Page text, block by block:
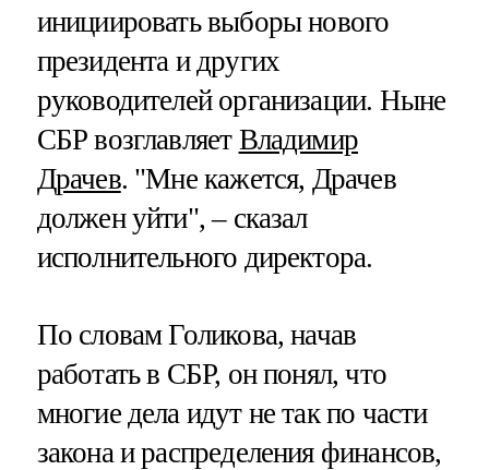
инициировать выборы нового
президента и других
руководителей организации. Ныне
СБР возглавляет Владимир
Драчев. "Мне кажется, Драчев
должен уйти", – сказал
исполнительного директора.
По словам Голикова, начав
работать в СБР, он понял, что
многие дела идут не так по части
закона и распределения финансов,